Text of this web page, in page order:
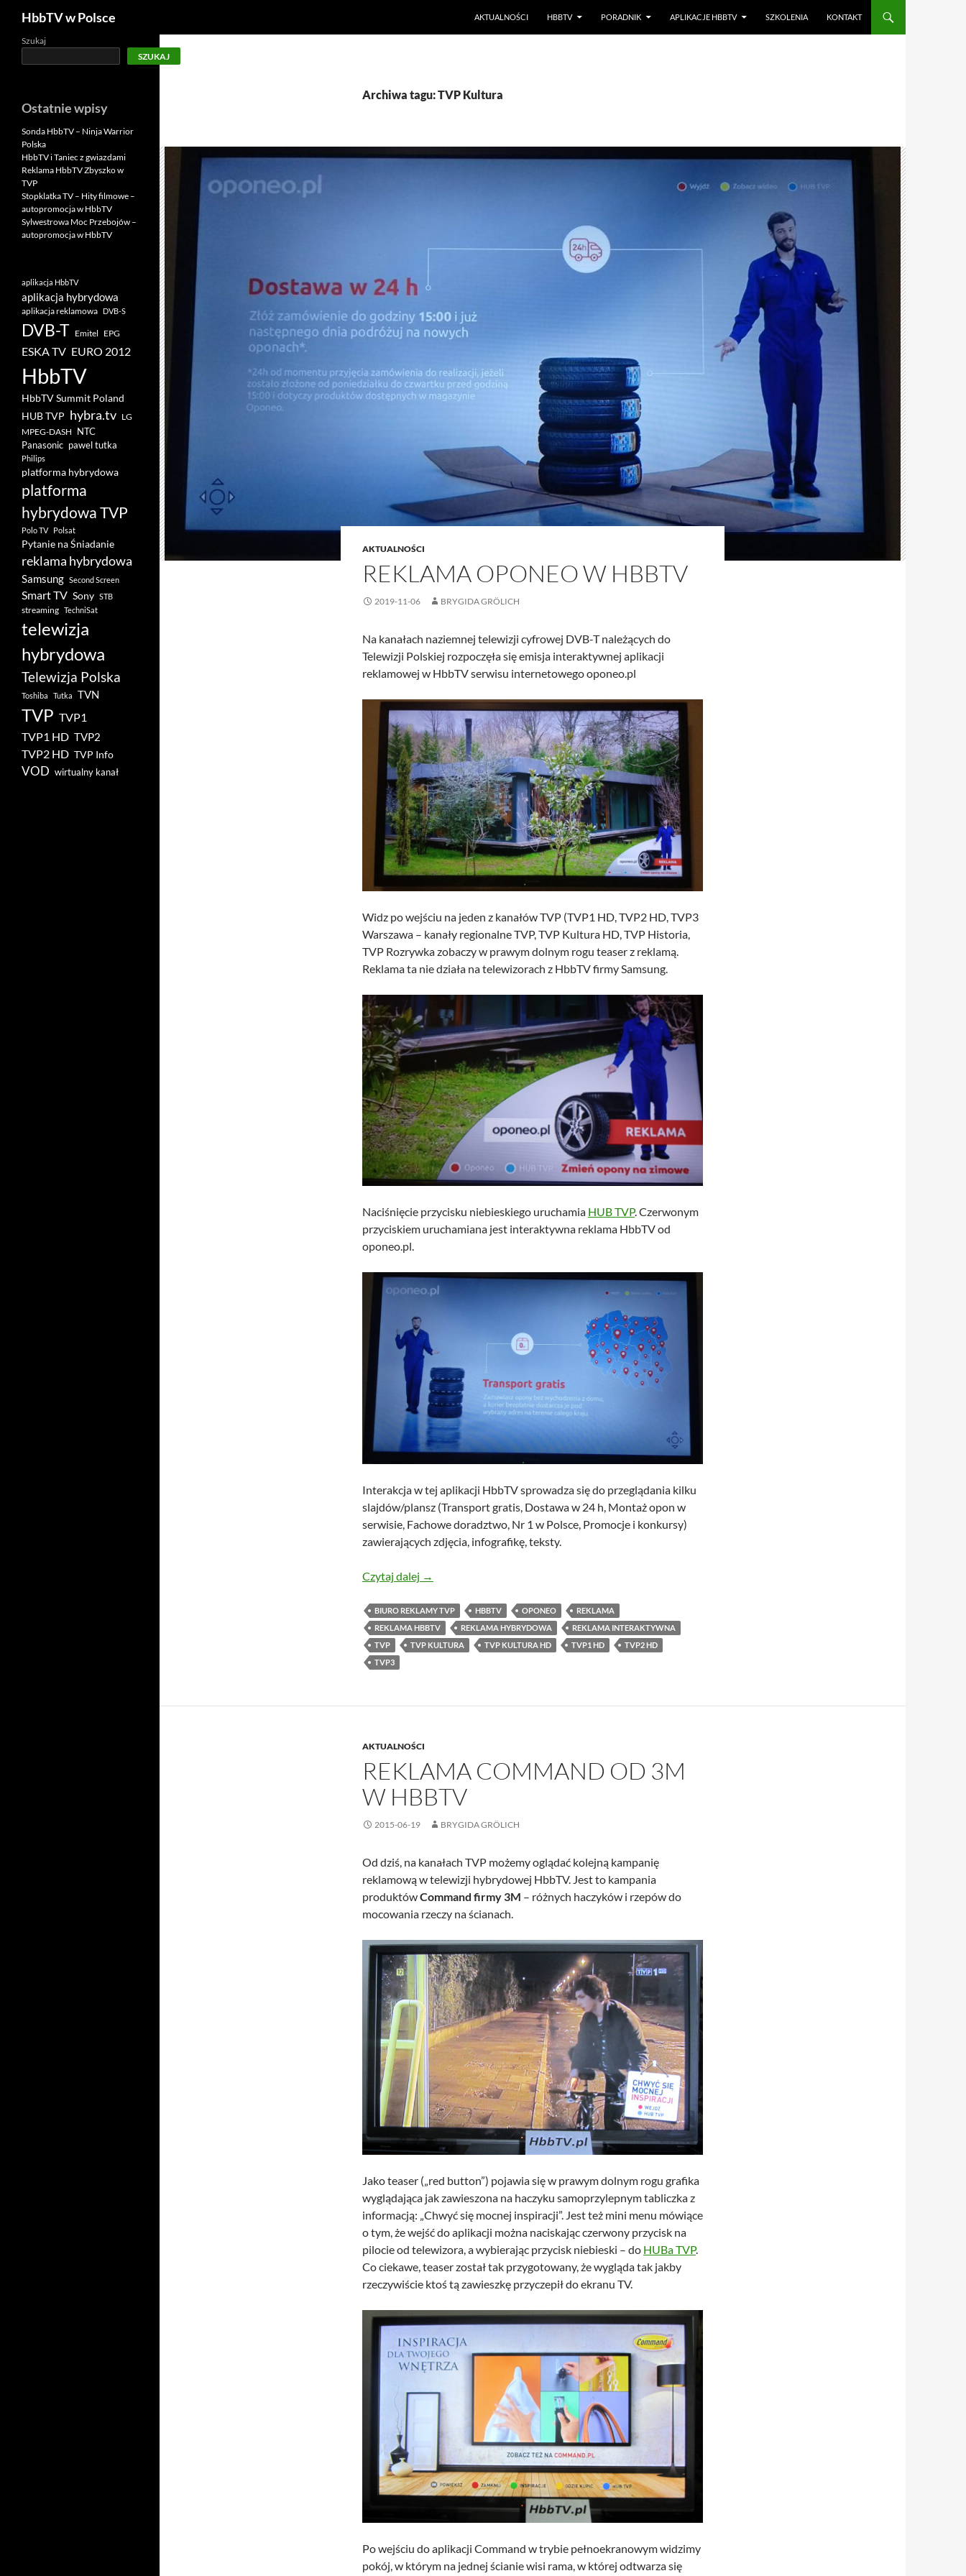
HbbTV w Polsce
AKTUALNOŚCI
HBBTV PORADNIK APLIKACJE HBBTV SZKOLENIA KONTAKT
Archiwa tagu: TVP Kultura
AKTUALNOŚCI
REKLAMA OPONEO W HBBTV
2019-11-06 BRYGIDA GRÖLICH
Na kanałach naziemnej telewizji cyfrowej DVB-T należących do
Telewizji Polskiej rozpoczęła się emisja interaktywnej aplikacji
reklamowej w HbbTV serwisu internetowego oponeo.pl
Widz po wejściu na jeden z kanałów TVP (TVP1 HD, TVP2 HD, TVP3
Warszawa – kanały regionalne TVP, TVP Kultura HD, TVP Historia,
TVP Rozrywka zobaczy w prawym dolnym rogu teaser z reklamą.
Reklama ta nie działa na telewizorach z HbbTV firmy Samsung.
Naciśnięcie przycisku niebieskiego uruchamia HUB TVP. Czerwonym
przyciskiem uruchamiana jest interaktywna reklama HbbTV od
oponeo.pl.
Interakcja w tej aplikacji HbbTV sprowadza się do przeglądania kilku
slajdów/plansz (Transport gratis, Dostawa w 24 h, Montaż opon w
serwisie, Fachowe doradztwo, Nr 1 w Polsce, Promocje i konkursy)
zawierających zdjęcia, infografikę, teksty.
Czytaj dalej Reklama oponeo w HbbTV
→
BIURO REKLAMY TVP HBBTV OPONEO
REKLAMA
REKLAMA HBBTV
REKLAMA HYBRYDOWA
REKLAMA INTERAKTYWNA
TVP
TVP KULTURA TVP KULTURA HD TVP1 HD
TVP2 HD
TVP3
AKTUALNOŚCI
REKLAMA COMMAND OD 3M
W HBBTV
2015-06-19 BRYGIDA GRÖLICH
Od dziś, na kanałach TVP możemy oglądać kolejną kampanię
reklamową w telewizji hybrydowej HbbTV. Jest to kampania
produktówCommand firmy 3M – różnych haczyków i rzepów do
mocowania rzeczy na ścianach.
Jako teaser („red button”) pojawia się w prawym dolnym rogu grafika
wyglądająca jak zawieszona na haczyku samoprzylepnym tabliczka z
informacją: „Chwyć się mocnej inspiracji”. Jest też mini menu mówiące
o tym, że wejść do aplikacji można naciskając czerwony przycisk na
pilocie od telewizora, a wybierając przycisk niebieski – do HUBa TVP.
Co ciekawe, teaser został tak przygotowany, że wygląda tak jakby
rzeczywiście ktoś tą zawieszkę przyczepił do ekranu TV.
Po wejściu do aplikacji Command w trybie pełnoekranowym widzimy
pokój, w którym na jednej ścianie wisi rama, w której odtwarza się
Szukaj
SZUKAJ
Ostatnie wpisy
Sonda HbbTV – Ninja Warrior
Polska
HbbTV i Taniec z gwiazdami
Reklama HbbTV Zbyszko w
TVP
Stopklatka TV – Hity filmowe –
autopromocja w HbbTV
Sylwestrowa Moc Przebojów –
autopromocja w HbbTV
aplikacja HbbTV
aplikacja hybrydowa
aplikacja reklamowa DVB-S
DVB-T Emitel EPG
ESKA TV EURO 2012
HbbTV
HbbTV Summit Poland
HUB TVP hybra.tv LG
MPEG-DASH NTC
Panasonic pawel tutka
Philips
platforma hybrydowa
platforma
hybrydowa TVP
Polo TV Polsat
Pytanie na Śniadanie
reklama hybrydowa
Samsung Second Screen
Smart TV Sony STB
streaming TechniSat
telewizja
hybrydowa
Telewizja Polska
Toshiba Tutka TVN
TVP TVP1
TVP1 HD TVP2
TVP2 HD TVP Info
VOD wirtualny kanał